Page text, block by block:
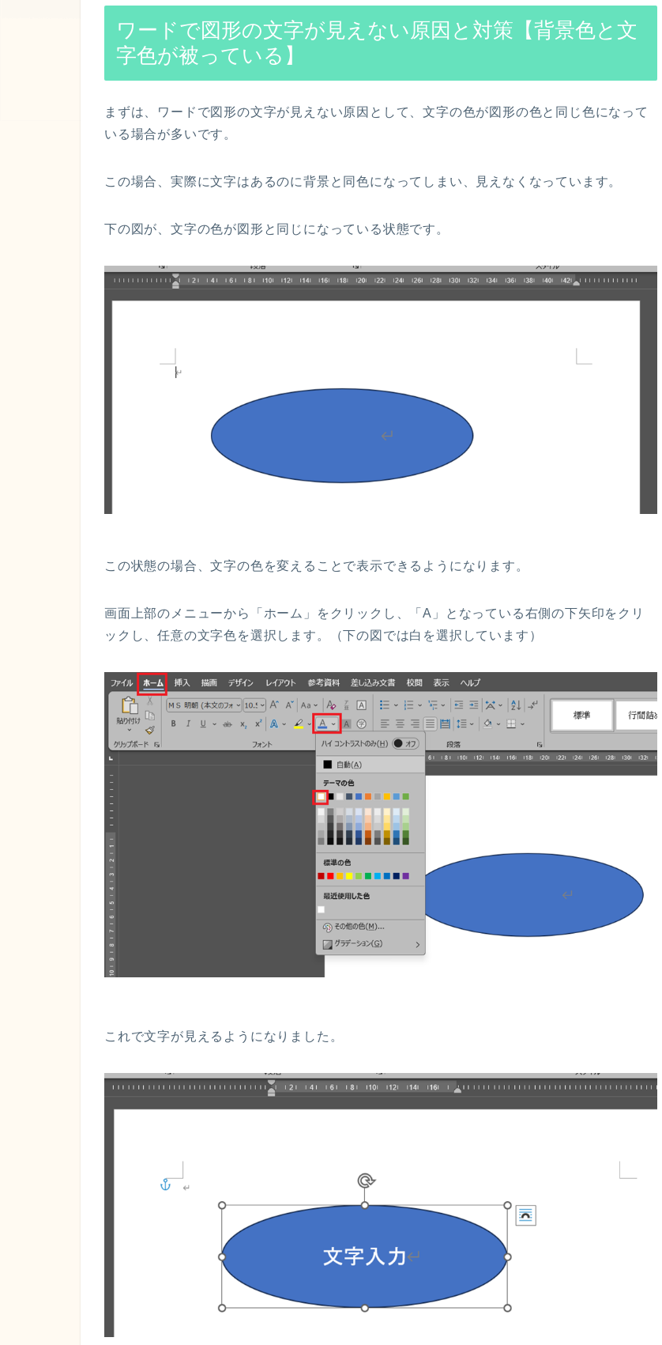
ワードで図形の文字が見えない原因と対策【背景色と文
字色が被っている】
まずは、ワードで図形の文字が見えない原因として、文字の色が図形の色と同じ色になって
いる場合が多いです。
この場合、実際に文字はあるのに背景と同色になってしまい、見えなくなっています。
下の図が、文字の色が図形と同じになっている状態です。
この状態の場合、文字の色を変えることで表示できるようになります。
画面上部のメニューから「ホーム」をクリックし、「A」となっている右側の下矢印をクリ
ックし、任意の文字色を選択します。（下の図では白を選択しています）
これで文字が見えるようになりました。